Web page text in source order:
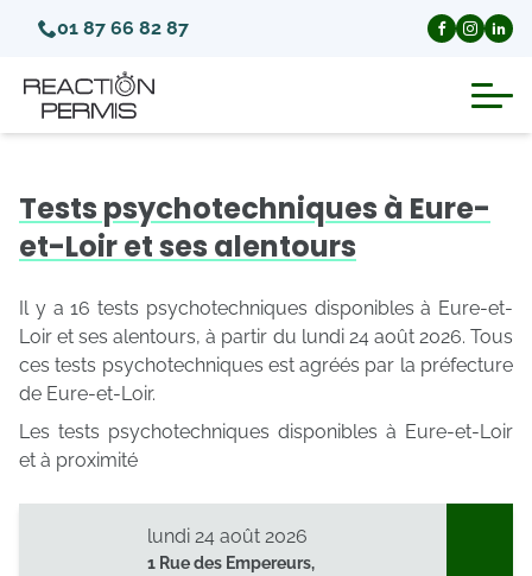
01 87 66 82 87
Invalidation du permis de conduire
Annulation du permis de conduire
Médecins agréés pour le permis
Visite médicale test psychotechnique
Tests psychotechniques à Eure-
et-Loir et ses alentours
Il y a 16 tests psychotechniques disponibles à Eure-et-
Loir et ses alentours, à partir du lundi 24 août 2026. Tous
ces tests psychotechniques est agréés par la préfecture
de Eure-et-Loir.
Les tests psychotechniques disponibles à Eure-et-Loir
et à proximité
1 Rue des Empereurs,
lundi 24 août 2026